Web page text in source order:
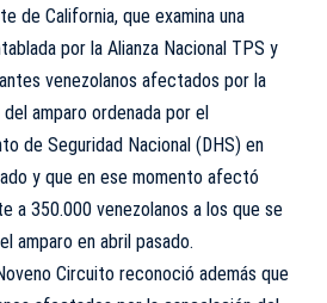
de California, que examina una
por la Alianza Nacional TPS y
venezolanos afectados por la
amparo ordenada por el
de Seguridad Nacional (DHS) en
y que en ese momento afectó
a 350.000 venezolanos a los que se
amparo en abril pasado.
Circuito reconoció además que